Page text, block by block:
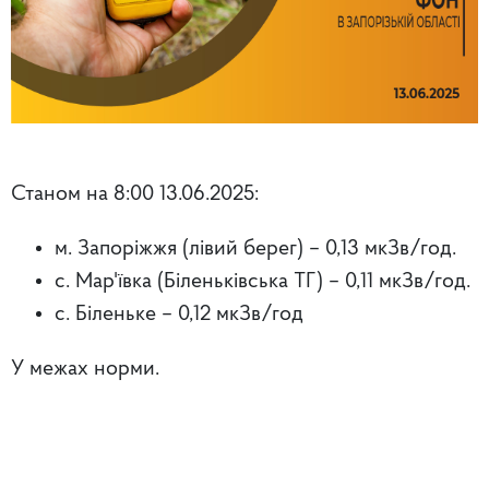
Станом на 8:00 13.06.2025:
м. Запоріжжя (лівий берег) – 0,13 мкЗв/год.
с. Мар'ївка (Біленьківська ТГ) – 0,11 мкЗв/год.
с. Біленьке – 0,12 мкЗв/год
У межах норми.